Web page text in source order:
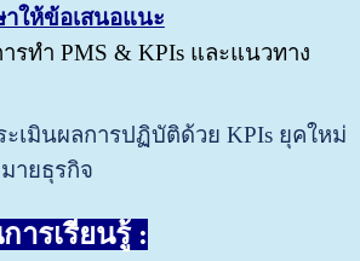
ให้ข้อเสนอแนะ
ทำ PMS & KPIs และแนวทาง
เมินผลการปฏิบัติด้วย KPIs ยุคใหม่
ายธุรกิจ
ารเรียนรู้ :